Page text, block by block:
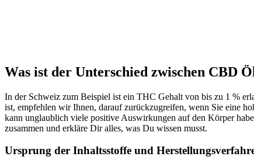
Was ist der Unterschied zwischen CBD
In der Schweiz zum Beispiel ist ein THC Gehalt von bis zu 1 %
ist, empfehlen wir Ihnen, darauf zurückzugreifen, wenn Sie eine
kann unglaublich viele positive Auswirkungen auf den Körper
zusammen und erkläre Dir alles, was Du wissen musst.
Ursprung der Inhaltsstoffe und